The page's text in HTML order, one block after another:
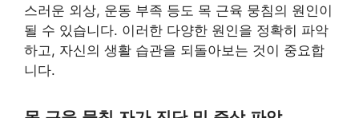
스러운 외상, 운동 부족 등도 목 근육 뭉침의 원인이
될 수 있습니다. 이러한 다양한 원인을 정확히 파악
하고, 자신의 생활 습관을 되돌아보는 것이 중요합
니다.